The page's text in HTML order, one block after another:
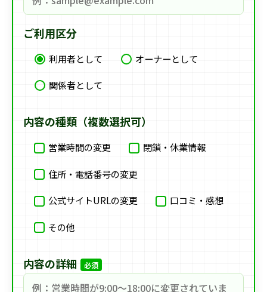
ご利用区分
利用者として
オーナーとして
関係者として
内容の種類（複数選択可）
営業時間の変更 閉鎖・休業情報
住所・電話番号の変更
公式サイトURLの変更 口コミ・感想
その他
内容の詳細 必須